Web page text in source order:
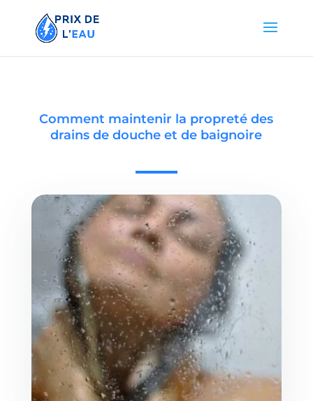
Comment maintenir la propreté des
drains de douche et de baignoire